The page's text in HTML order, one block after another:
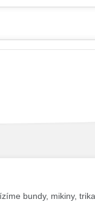
bundy, mikiny,